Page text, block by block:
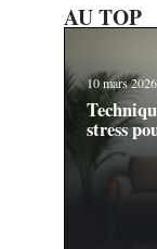
AU TOP
10 mars 2026
stress